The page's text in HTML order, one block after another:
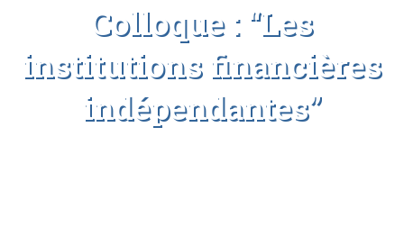
Colloque : “Les
institutions financières
indépendantes”